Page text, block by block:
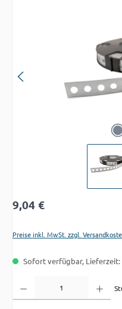
Regulärer Preis:
9,04 €
Preise inkl. MwSt. zzgl.
Sofort verfügbar,